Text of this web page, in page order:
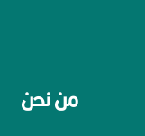
من نحن